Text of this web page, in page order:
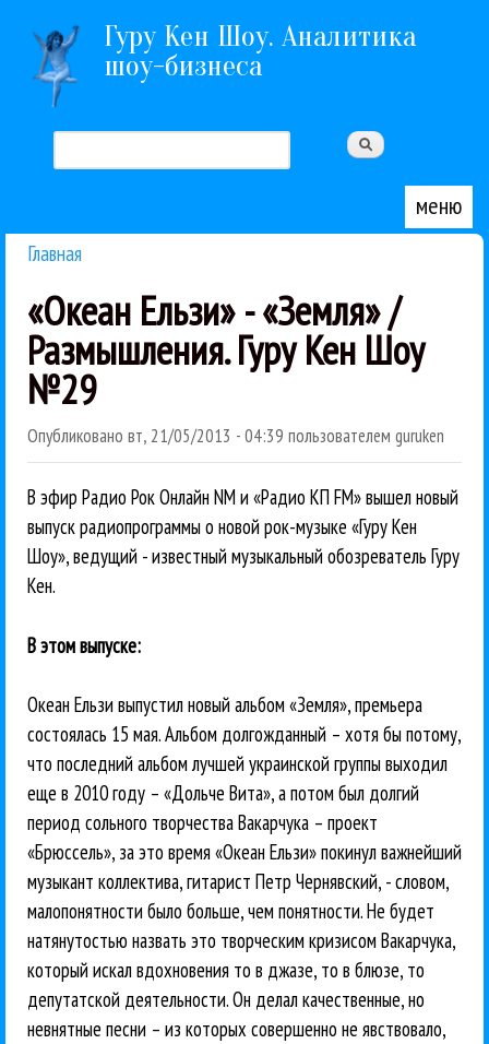
Перейти к основному содержанию
Гуру Кен Шоу. Аналитика
шоу-бизнеса
Форма поиска
меню
Главная
«Океан Ельзи» - «Земля» /
Размышления. Гуру Кен Шоу
№29
Опубликовано вт, 21/05/2013 - 04:39 пользователем guruken
В эфир Радио Рок Онлайн NM и «Радио КП FM» вышел новый
выпуск радиопрограммы о новой рок-музыке «Гуру Кен
Шоу», ведущий - известный музыкальный обозреватель Гуру
Кен.
В этом выпуске:
Океан Ельзи выпустил новый альбом «Земля», премьера
состоялась 15 мая. Альбом долгожданный – хотя бы потому,
что последний альбом лучшей украинской группы выходил
еще в 2010 году – «Дольче Вита», а потом был долгий
период сольного творчества Вакарчука – проект
«Брюссель», за это время «Океан Ельзи» покинул важнейший
музыкант коллектива, гитарист Петр Чернявский, - словом,
малопонятности было больше, чем понятности. Не будет
натянутостью назвать это творческим кризисом Вакарчука,
который искал вдохновения то в джазе, то в блюзе, то
депутатской деятельности. Он делал качественные, но
невнятные песни – из которых совершенно не явствовало,